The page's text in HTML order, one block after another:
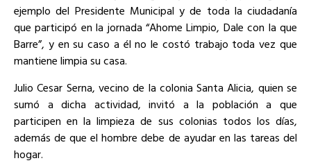
ejemplo del Presidente Municipal y de toda la ciudadanía
que participó en la jornada “Ahome Limpio, Dale con la que
Barre”, y en su caso a él no le costó trabajo toda vez que
mantiene limpia su casa.
Julio Cesar Serna, vecino de la colonia Santa Alicia, quien se
sumó a dicha actividad, invitó a la población a que
participen en la limpieza de sus colonias todos los días,
además de que el hombre debe de ayudar en las tareas del
hogar.